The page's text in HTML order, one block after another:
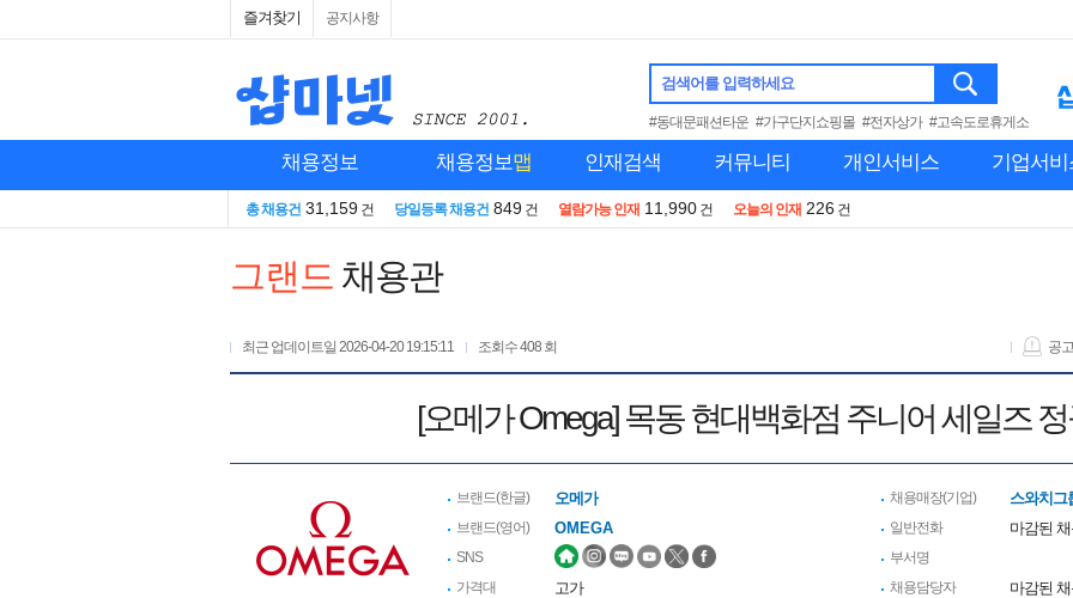
즐겨찾기 공지사항
검색어를 입력하세요
#동대문패션타운 #가구단지쇼핑몰 #전자상가 #고속도로휴게소
채용정보 채용정보맵 인재검색 커뮤니티 개인서비스 기업서비
총 채용건 31,159 건 당일등록 채용건 849 건 열람가능 인재 11,990 건 오늘의 인재 226 건
그랜드 채용관
최근 업데이트일 2026-04-20 19:15:11 조회수408 회 공
[오메가 Omega] 목동 현대백화점 주니어 세일즈
브랜드(한글) 오메가
브랜드(영어) OMEGA
SNS
가격대
고가
채용매장(기업) 스와치그
일반전화 마감된
부서명
채용담당자
마감된